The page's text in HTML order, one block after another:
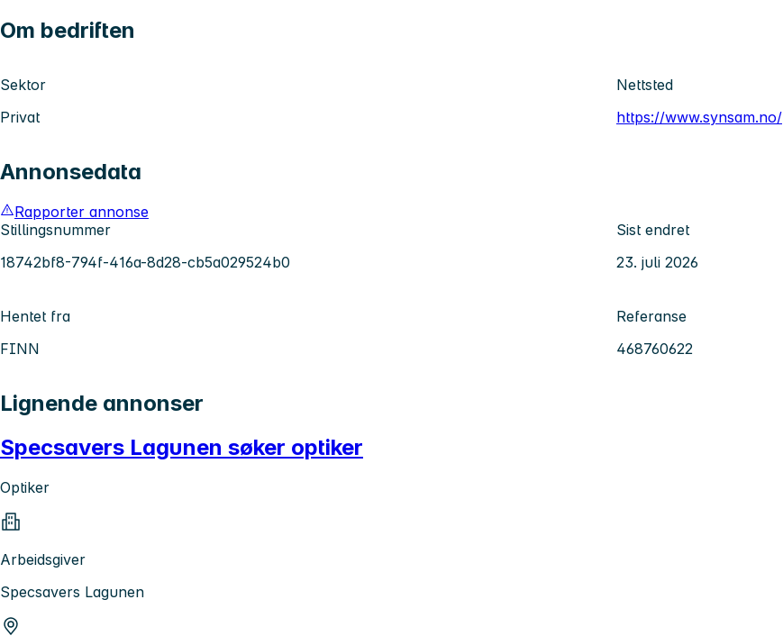
Om bedriften
Sektor
Privat
Nettsted
https://www.synsam.no/
Annonsedata
Rapporter annonse
Stillingsnummer
18742bf8-794f-416a-8d28-cb5a029524b0
Sist endret
23. juli 2026
Hentet fra
FINN
Referanse
468760622
Lignende annonser
Specsavers Lagunen søker optiker
Optiker
Arbeidsgiver
Specsavers Lagunen